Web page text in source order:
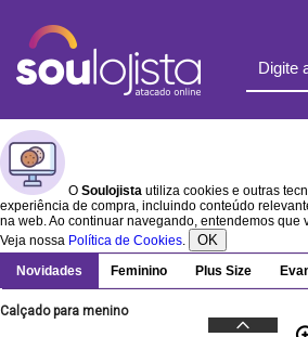
O Soulojista utiliza cookies e outras
experiência de compra, incluindo conteúdo
na web. Ao continuar navegando, entendemos que
Veja nossa Política de Cookies. OK
Novidades Feminino Plus Size
Calçado para menino